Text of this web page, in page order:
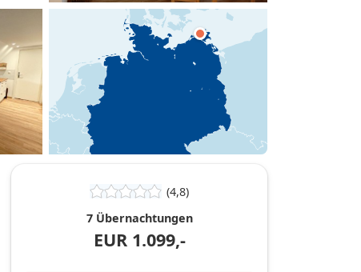
(4,8)
7 Übernachtungen
EUR 1.099,-